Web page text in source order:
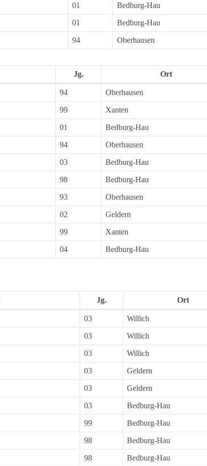
01 Bedburg-Hau
01 Bedburg-Hau
94 Oberhausen
Jg. Ort
94 Oberhausen
99 Xanten
01 Bedburg-Hau
94 Oberhausen
03 Bedburg-Hau
98 Bedburg-Hau
93 Oberhausen
02 Geldern
99 Xanten
04 Bedburg-Hau
Jg. Ort
03 Willich
03 Willich
03 Willich
03 Geldern
03 Geldern
03 Bedburg-Hau
99 Bedburg-Hau
98 Bedburg-Hau
98 Bedburg-Hau